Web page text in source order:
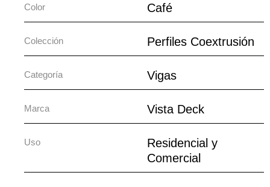
Color Café
Colección Perfiles Coextrusión
Categoría Vigas
Marca Vista Deck
Uso
Residencial y
Comercial